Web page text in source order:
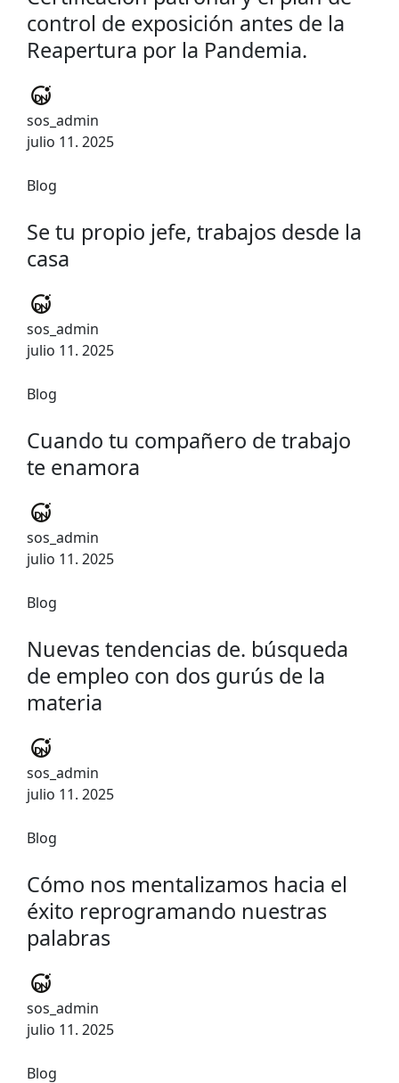
control de exposición antes de la
Reapertura por la Pandemia.
sos_admin
julio 11. 2025
Blog
Se tu propio jefe, trabajos desde la
casa
sos_admin
julio 11. 2025
Blog
Cuando tu compañero de trabajo
te enamora
sos_admin
julio 11. 2025
Blog
Nuevas tendencias de. búsqueda
de empleo con dos gurús de la
materia
sos_admin
julio 11. 2025
Blog
Cómo nos mentalizamos hacia el
éxito reprogramando nuestras
palabras
sos_admin
julio 11. 2025
Blog